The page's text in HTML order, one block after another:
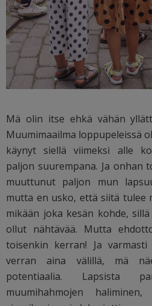
Mä olin itse ehkä vähän
Muumimaailma loppupeleissä
käynyt siellä viimeksi alle
paljon suurempana. Ja onhan
muuttunut paljon mun
mutta en usko, että siitä tulee
mikään joka kesän kohde,
ollut nähtävää. Mutta
toisenkin kerran! Ja
verran aina välillä, mä
potentiaalia. Lapsista
muumihahmojen